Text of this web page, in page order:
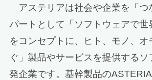
アステリアは社会や企業を「つ
パートとして「ソフトウェアで世
をコンセプトに、ヒト、モノ、オ
ぐ」製品やサービスを提供するソ
発企業です。基幹製品のASTERIA